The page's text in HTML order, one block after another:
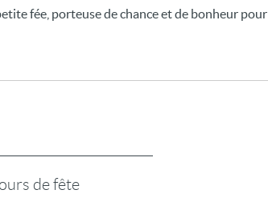
fée, porteuse de chance et de bonheur pour
de fête